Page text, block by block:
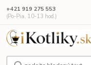
+421 919 275 553
(Po-Pia, 10-13 hod.)